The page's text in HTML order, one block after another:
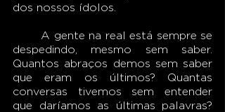
dos nossos ídolos.
despedindo, mesmo sem saber.
Quantos abraços demos sem saber
que eram os últimos? Quantas
conversas tivemos sem entender
que daríamos as últimas palavras?